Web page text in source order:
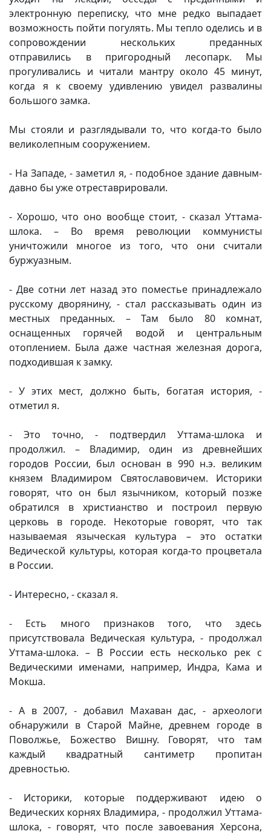
электронную переписку, что мне редко выпадает
возможность пойти погулять. Мы тепло оделись и в
сопровождении нескольких преданных
отправились в пригородный лесопарк. Мы
прогуливались и читали мантру около 45 минут,
когда я к своему удивлению увидел развалины
большого замка.
Мы стояли и разглядывали то, что когда-то было
великолепным сооружением.
- На Западе, - заметил я, - подобное здание давным-
давно бы уже отреставрировали.
- Хорошо, что оно вообще стоит, - сказал Уттама-
шлока. – Во время революции коммунисты
уничтожили многое из того, что они считали
буржуазным.
- Две сотни лет назад это поместье принадлежало
русскому дворянину, - стал рассказывать один из
местных преданных. – Там было 80 комнат,
оснащенных горячей водой и центральным
отоплением. Была даже частная железная дорога,
подходившая к замку.
- У этих мест, должно быть, богатая история, -
отметил я.
- Это точно, - подтвердил Уттама-шлока и
продолжил. – Владимир, один из древнейших
городов России, был основан в 990 н.э. великим
князем Владимиром Святославовичем. Историки
говорят, что он был язычником, который позже
обратился в христианство и построил первую
церковь в городе. Некоторые говорят, что так
называемая языческая культура – это остатки
Ведической культуры, которая когда-то процветала
в России.
- Интересно, - сказал я.
- Есть много признаков того, что здесь
присутствовала Ведическая культура, - продолжал
Уттама-шлока. – В России есть несколько рек с
Ведическими именами, например, Индра, Кама и
Мокша.
- А в 2007, - добавил Махаван дас, - археологи
обнаружили в Старой Майне, древнем городе в
Поволжье, Божество Вишну. Говорят, что там
каждый квадратный сантиметр пропитан
древностью.
- Историки, которые поддерживают идею о
Ведических корнях Владимира, - продолжил Уттама-
шлока, - говорят, что после завоевания Херсона,